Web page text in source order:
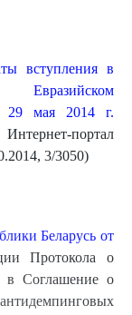
вступления в
29 мая 2014 г.
портал
3/3050)
Беларусь от
Протокола о
в Соглашение о